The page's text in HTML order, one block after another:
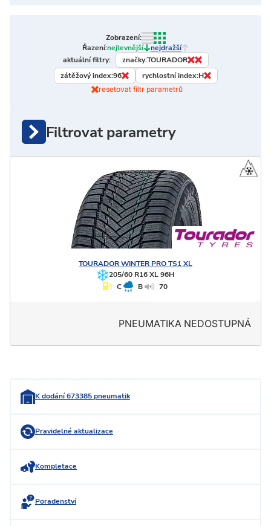
Zobrazení:
Řazení:nejlevnější
nejdražší
aktuální filtry:
značky:TOURADOR
zátěžový index:96 rychlostní index:H
resetovat filtr parametrů
Filtrovat parametry
TOURADORWINTER PRO TS1 XL
205/60 R16 XL 96H
C
B 70
PNEUMATIKA NEDOSTUPNÁ
K dodání 673385 pneumatik
Pravidelné aktualizace
Kompletace
Poradenství